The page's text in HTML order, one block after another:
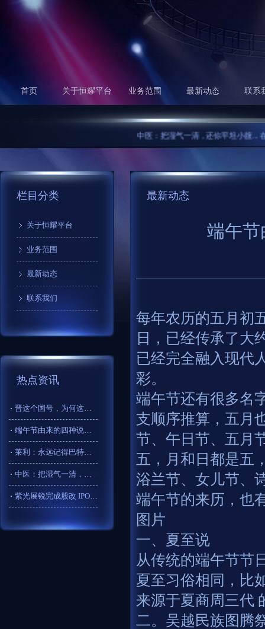
首页 关于恒耀平台 业务范围 最新动态 联系
中医：把湿气一清，还你平坦小腹... 在中
栏目分类
关于恒耀平台
业务范围
最新动态
联系我们
热点资讯
晋这个国号，为何这么受欢迎？_晋国_司马昭_历史
端午节由来的四种说法，你知道吗？
莱利：永远记得巴特勒在园区拼尽全力 但过去一年半情况大不相同
中医：把湿气一清，还你平坦小腹
紫光展锐完成股改 IPO目标再进一步？最新回应！
最新动态
端午节
每年农历的五月初
日，已经传承了大
已经完全融入现代
彩。
端午节还有很多名
支顺序推算，五月
节、午日节、五月
五，月和日都是五
浴兰节、女儿节、
端午节的来历，也
图片
一、夏至说
从传统的端午节节
夏至习俗相同，比
来源于夏商周三代
二。吴越民族图腾